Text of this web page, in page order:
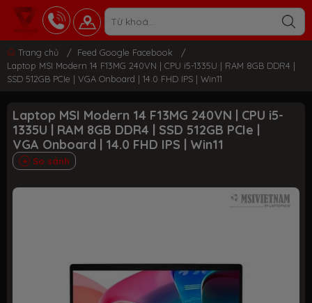
Trang chủ / Feed Google Facebook
/
Laptop MSI Modern 14 F13MG 240VN | CPU i5-1335U | RAM 8GB DDR4 |
SSD 512GB PCIe | VGA Onboard | 14.0 FHD IPS | Win11
Laptop MSI Modern 14 F13MG 240VN | CPU i5-
1335U | RAM 8GB DDR4 | SSD 512GB PCIe |
VGA Onboard | 14.0 FHD IPS | Win11
So sánh